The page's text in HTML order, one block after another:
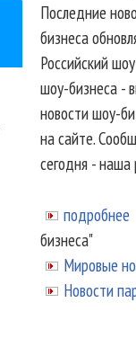
Последние
бизнеса
Российский
шоу-бизнеса -
новости шоу-
на сайте.
сегодня - наша
подробнее
бизнеса"
Мировые
Новости